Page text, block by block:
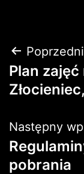
wpisu
Plan
Następny
pobrania